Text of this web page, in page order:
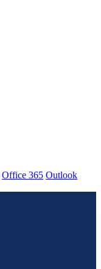
Office 365 Outlook